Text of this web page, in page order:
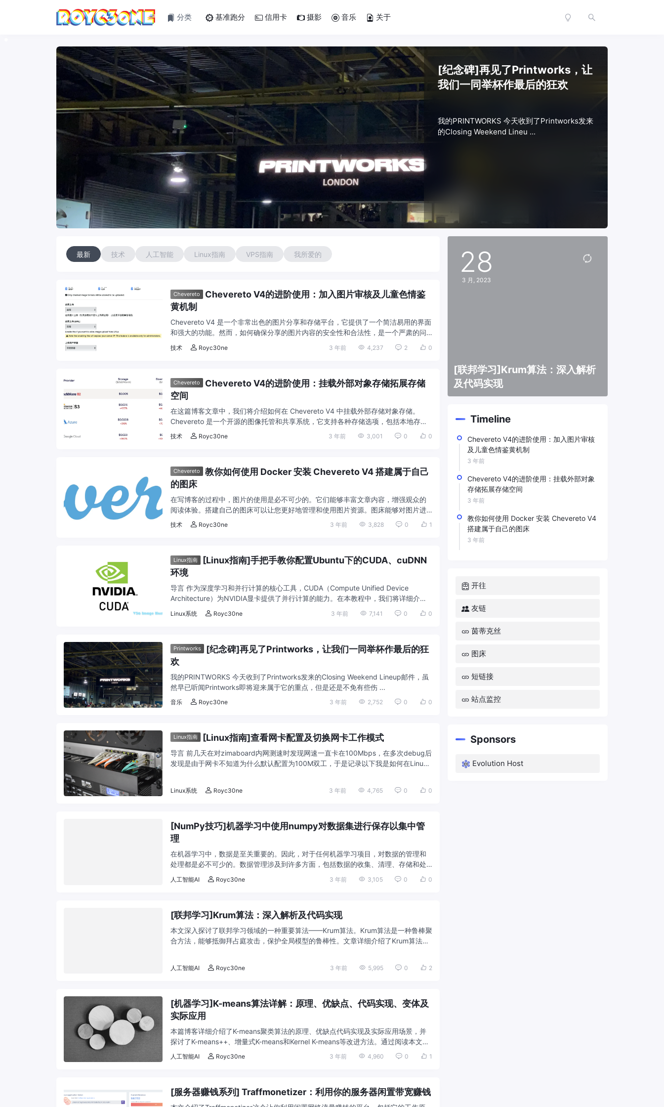
分类 基准跑分 信用卡 摄影 音乐 关于
[纪念碑]再见了Printworks，让
我们一同举杯作最后的狂欢
我的PRINTWORKS 今天收到了Printworks发来
的Closing Weekend Lineu ...
最新 技术 人工智能 Linux指南 VPS指南 我所爱的
Chevereto
Chevereto V4的进阶使用：加入图片审核及儿童色情鉴
黄机制
Chevereto V4 是一个非常出色的图片分享和存储平台，它提供了一个简洁易用的界面
和强大的功能。然而，如何确保分享的图片内容的安全性和合法性，是一个严肃的问
题。所以，为了能够让各位站长避免自己 ...
技术 Royc30ne 3 年前 4,237 2 0
Chevereto
Chevereto V4的进阶使用：挂载外部对象存储拓展存储
空间
在这篇博客文章中，我们将介绍如何在 Chevereto V4 中挂载外部存储对象存储。
Chevereto 是一个开源的图像托管和共享系统，它支持各种存储选项，包括本地存储
和外部对象存储服务。由于我们 ...
技术 Royc30ne 3 年前 3,001 0 0
Chevereto
教你如何使用 Docker 安装 Chevereto V4 搭建属于自己
的图床
在写博客的过程中，图片的使用是必不可少的。它们能够丰富文章内容，增强观众的
阅读体验。搭建自己的图床可以让您更好地管理和使用图片资源。图床能够对图片进
行压缩和优化，减少图片文件大小，从而加快页面加载速 ...
技术 Royc30ne 3 年前 3,828 0 1
Linux指南
[Linux指南]手把手教你配置Ubuntu下的CUDA、cuDNN
环境
导言 作为深度学习和并行计算的核心工具，CUDA（Compute Unified Device
Architecture）为NVIDIA显卡提供了并行计算的能力。在本教程中，我们将详细介绍
Linux系统 Royc30ne 3 年前 7,141 0 0
Printworks
[纪念碑]再见了Printworks，让我们一同举杯作最后的狂
欢
我的PRINTWORKS 今天收到了Printworks发来的Closing Weekend Lineup邮件，虽
然早已听闻Printworks即将迎来属于它的重点，但是还是不免有些伤 ...
音乐 Royc30ne 3 年前 2,752 0 0
Linux指南 [Linux指南]查看网卡配置及切换网卡工作模式
导言 前几天在对zimaboard内网测速时发现网速一直卡在100Mbps，在多次debug后
发现是由于网卡不知道为什么默认配置为100M双工，于是记录以下我是如何在Linux
Linux系统 Royc30ne 3 年前 4,765 0 0
[NumPy技巧]机器学习中使用numpy对数据集进行保存以集中管
理
在机器学习中，数据是至关重要的。因此，对于任何机器学习项目，对数据的管理和
处理都是必不可少的。数据管理涉及到许多方面，包括数据的收集、清理、存储和处
理。在这篇文章中，我们将讨论如何使用NumPy来保存 ...
人工智能AI Royc30ne 3 年前 3,105 0 0
[联邦学习]Krum算法：深入解析及代码实现
本文深入探讨了联邦学习领域的一种重要算法——Krum算法。Krum算法是一种鲁棒聚
合方法，能够抵御拜占庭攻击，保护全局模型的鲁棒性。文章详细介绍了Krum算法的
人工智能AI Royc30ne 3 年前 5,995 0 2
[机器学习]K-means算法详解：原理、优缺点、代码实现、变体及
实际应用
本篇博客详细介绍了K-means聚类算法的原理、优缺点代码实现及实际应用场景，并
探讨了K-means++、增量式K-means和Kernel K-means等改进方法。通过阅读本文，
您将更好地理解和应 ...
人工智能AI Royc30ne 3 年前 4,960 0 1
[服务器赚钱系列] Traffmonetizer：利用你的服务器闲置带宽赚钱
28
3 月, 2023
[联邦学习]Krum算法：深入解析
及代码实现
Timeline
Chevereto V4的进阶使用：加入图片审核
及儿童色情鉴黄机制
3 年前
Chevereto V4的进阶使用：挂载外部对象
存储拓展存储空间
3 年前
教你如何使用 Docker 安装 Chevereto V4
搭建属于自己的图床
3 年前
开往
友链
茵蒂克丝
图床
短链接
站点监控
Sponsors
Evolution Host
•
•
•
•
•